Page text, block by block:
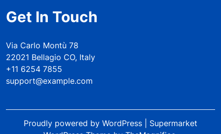
Get In Touch
Via Carlo Montù 78
22021 Bellagio CO, Italy
+11 6254 7855
support@example.com
Proudly powered by WordPress
Supermarket